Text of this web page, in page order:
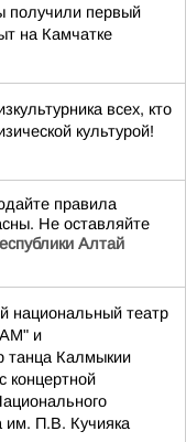
получили первый
на Камчатке
всех, кто
культурой!
правила
Не оставляйте
Алтай
национальный театр
и
танца Калмыкии
им. П.В. Кучияка